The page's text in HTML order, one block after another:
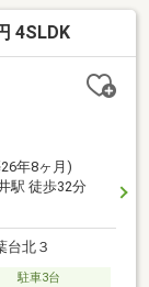
に大活躍です
ある住まい
お問い合わ
4SLDK
年8ヶ月)
駅 徒歩32分
台北３
駐車3台